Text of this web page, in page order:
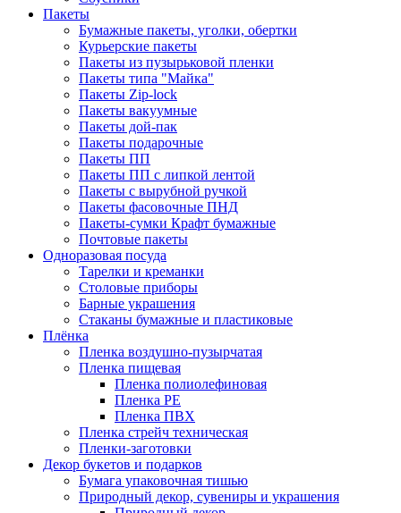
Пакеты
Бумажные пакеты, уголки, обертки
Курьерские пакеты
Пакеты из пузырьковой пленки
Пакеты типа "Майка"
Пакеты Zip-lock
Пакеты вакуумные
Пакеты дой-пак
Пакеты подарочные
Пакеты ПП
Пакеты ПП с липкой лентой
Пакеты с вырубной ручкой
Пакеты фасовочные ПНД
Пакеты-сумки Крафт бумажные
Почтовые пакеты
Одноразовая посуда
Тарелки и креманки
Столовые приборы
Барные украшения
Стаканы бумажные и пластиковые
Плёнка
Пленка воздушно-пузырчатая
Пленка пищевая
Пленка полиолефиновая
Пленка PE
Пленка ПВХ
Пленка стрейч техническая
Пленки-заготовки
Декор букетов и подарков
Бумага упаковочная тишью
Природный декор, сувениры и украшения